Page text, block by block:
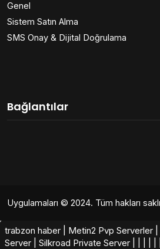
Genel
Sistem Satın Alma
SMS Onay & Dijital Doğrulama
Bağlantılar
Uygulamaları © 2024. Tüm hakları
trabzon haber Metin2 Pvp Serverler
Server
Silkroad Private Server​